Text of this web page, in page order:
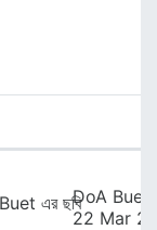
21 of
DoA Buet
22 Mar